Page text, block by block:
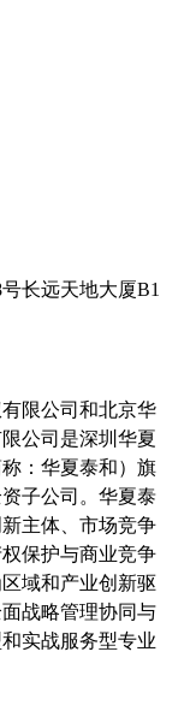
长远天地大厦B1
限公司和北京华
公司是深圳华夏
：华夏泰和）旗
子公司。华夏泰
主体、市场竞争
保护与商业竞争
域和产业创新驱
战略管理协同与
实战服务型专业